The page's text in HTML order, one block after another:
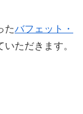
たバフェット・
ただきます。